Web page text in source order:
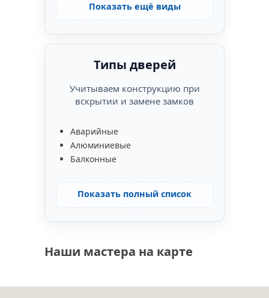
Показать ещё виды
Типы дверей
Учитываем конструкцию при
вскрытии и замене замков
Аварийные
Алюминиевые
Балконные
Показать полный список
Наши мастера на карте